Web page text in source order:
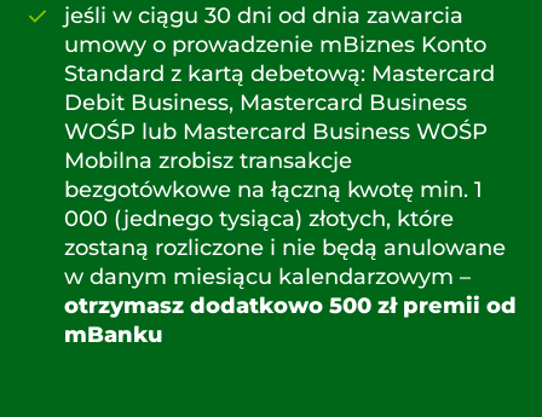
jeśli w ciągu 30 dni od dnia zawarcia
umowy o prowadzenie mBiznes Konto
Standard z kartą debetową: Mastercard
Debit Business, Mastercard Business
WOŚP lub Mastercard Business WOŚP
Mobilna zrobisz transakcje
bezgotówkowe na łączną kwotę min. 1
000 (jednego tysiąca) złotych, które
zostaną rozliczone i nie będą anulowane
w danym miesiącu kalendarzowym –
otrzymasz dodatkowo 500 zł premii od
mBanku